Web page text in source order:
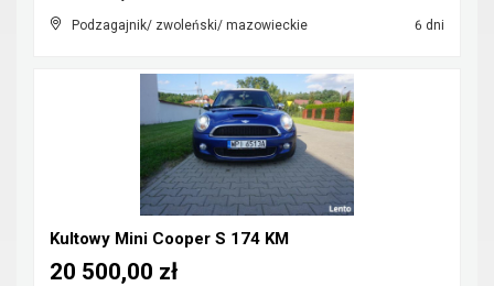
Podzagajnik/ zwoleński/ mazowieckie 6 dni
Kultowy Mini Cooper S 174 KM
20 500,00 zł